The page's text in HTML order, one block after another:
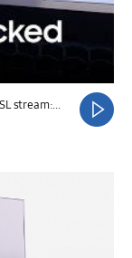
stream:...